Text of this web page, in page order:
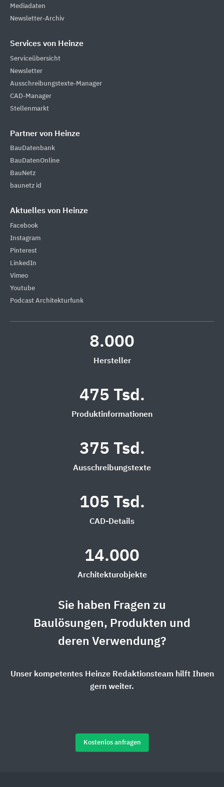
Mediadaten
Newsletter-Archiv
Services von Heinze
Serviceübersicht
Newsletter
Ausschreibungstexte-Manager
CAD-Manager
Stellenmarkt
Partner von Heinze
BauDatenbank
BauDatenOnline
BauNetz
baunetz id
Aktuelles von Heinze
Facebook
Instagram
Pinterest
LinkedIn
Vimeo
Youtube
Podcast Architekturfunk
8.000
Hersteller
475 Tsd.
Produktinformationen
375 Tsd.
Ausschreibungstexte
105 Tsd.
CAD-Details
14.000
Architekturobjekte
Sie haben Fragen zu
Baulösungen, Produkten und
deren Verwendung?
Unser kompetentes Heinze Redaktionsteam hilft Ihnen
gern weiter.
Kostenlos anfragen